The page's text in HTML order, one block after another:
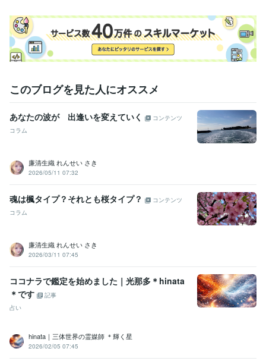
秘書技能検定 取得年 : 2008年
ビジネス・クリエイティブツール
Word:20年STORES:3年 VLLO:4年Canva:3年Excel:20年
PowerPoint:20年Google Analytics:4年ChatGPT:1年Filmora:1年
得意分野
る鑑定
このブログを見た人にオススメ
あなたの波が 出逢いを変えていく
コンテンツ
コラム
廉清生織 れんせい さき
2026/05/11 07:32
魂は楓タイプ？それとも桜タイプ？
コンテンツ
コラム
廉清生織 れんせい さき
2026/03/11 07:45
ココナラで鑑定を始めました｜光那多＊hinata
＊です
記事
占い
hinata｜三体世界の霊媒師 ＊輝く星
2026/02/05 07:45